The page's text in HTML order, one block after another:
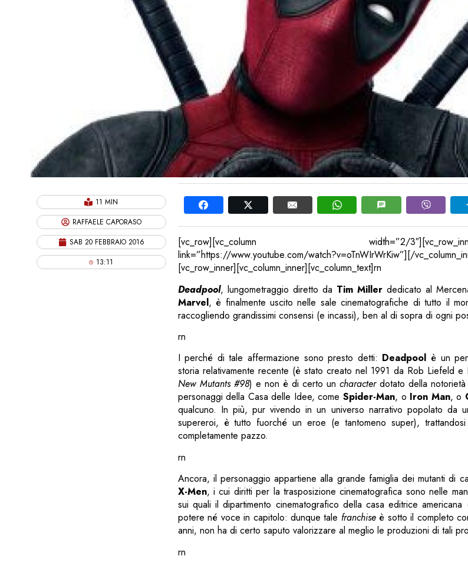
11 MIN
RAFFAELE CAPORASO
SAB 20 FEBBRAIO 2016
13:11
[vc_row][vc_column width=”2/
link=”https://www.youtube.com/watch?v=oTnWIrWrKiw”][/
[vc_row_inner][vc_column_inner][vc_column_text]rn
Deadpool, lungometraggio diretto da Tim Miller dedicato al
Marvel, è finalmente uscito nelle sale cinematografiche di tutto il
raccogliendo grandissimi consensi (e incassi), ben al di sopra di ogni
rn
I perché di tale affermazione sono presto detti: Deadpool è un
storia relativamente recente (è stato creato nel 1991 da Rob Liefeld
New Mutants #98) e non è di certo un characterdotato della
personaggi della Casa delle Idee, comeSpider-Man, o Iron Man, o
qualcuno. In più, pur vivendo in un universo narrativo popolato da
supereroi, è tutto fuorché un eroe (e tantomeno super),
completamente pazzo.
rn
Ancora, il personaggio appartiene alla grande famiglia dei mutanti di
X-Men, i cui diritti per la trasposizione cinematografica sono nelle
sui quali il dipartimento cinematografico della casa editrice
potere né voce in capitolo: dunque tale franchiseè sotto il completo
anni, non ha di certo saputo valorizzare al meglio le produzioni di tali
rn